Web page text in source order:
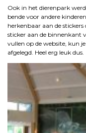
Ook in het dierenpark
bende voor andere
herkenbaar aan de
sticker aan de binnenkant
vullen op de website, kun
afgelegd. Heel erg leuk dus.